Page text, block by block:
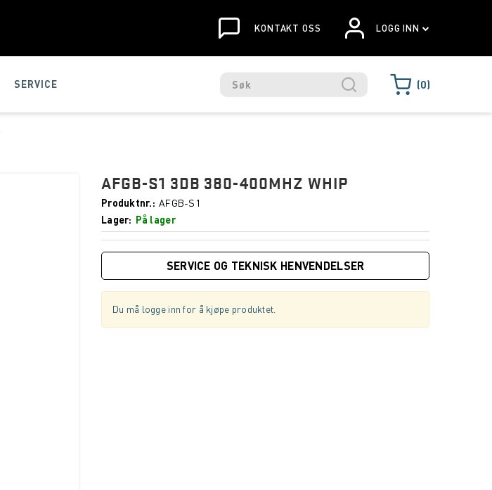
KONTAKT OSS LOGG INN
SERVICE 0
AFGB-S1 3DB 380-400MHZ WHIP
Produktnr.
AFGB-S1
Lager
På lager
SERVICE OG TEKNISK HENVENDELSER
Du må logge inn for å kjøpe produktet.